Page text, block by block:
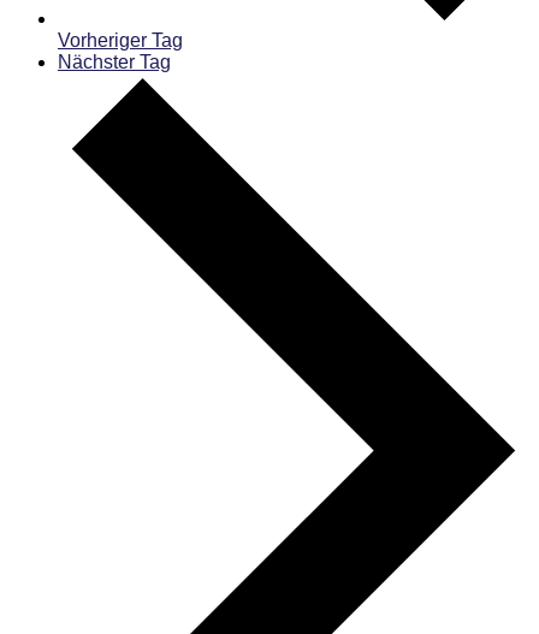
Vorheriger Tag
Nächster Tag